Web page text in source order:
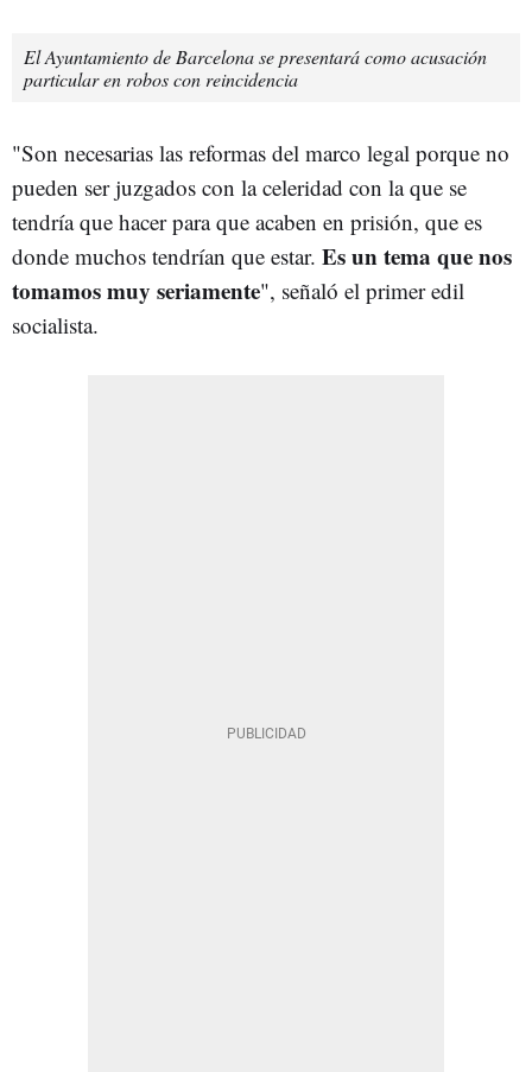
El Ayuntamiento de Barcelona se presentará como acusación
particular en robos con reincidencia
"Son necesarias las reformas del marco legal porque no
pueden ser juzgados con la celeridad con la que se
tendría que hacer para que acaben en prisión, que es
donde muchos tendrían que estar. Es un tema que nos
tomamos muy seriamente", señaló el primer edil
socialista.